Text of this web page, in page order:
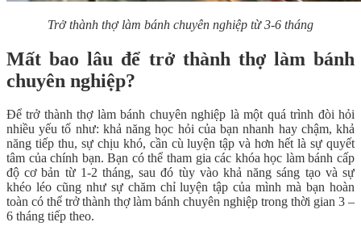
Trở thành thợ làm bánh chuyên nghiệp từ 3-6 tháng
Mất bao lâu để trở thành thợ làm bánh
chuyên nghiệp?
Để trở thành thợ làm bánh chuyên nghiệp là một quá trình đòi hỏi
nhiều yếu tố như: khả năng học hỏi của bạn nhanh hay chậm, khả
năng tiếp thu, sự chịu khó, cần cù luyện tập và hơn hết là sự quyết
tâm của chính bạn. Bạn có thể tham gia các khóa học làm bánh cấp
độ cơ bản từ 1-2 tháng, sau đó tùy vào khả năng sáng tạo và sự
khéo léo cũng như sự chăm chỉ luyện tập của mình mà bạn hoàn
toàn có thể trở thành thợ làm bánh chuyên nghiệp trong thời gian 3 –
6 tháng tiếp theo.